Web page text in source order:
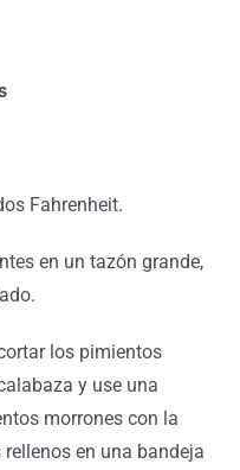
Fahrenheit.
en un tazón grande,
los pimientos
y use una
morrones con la
en una bandeja